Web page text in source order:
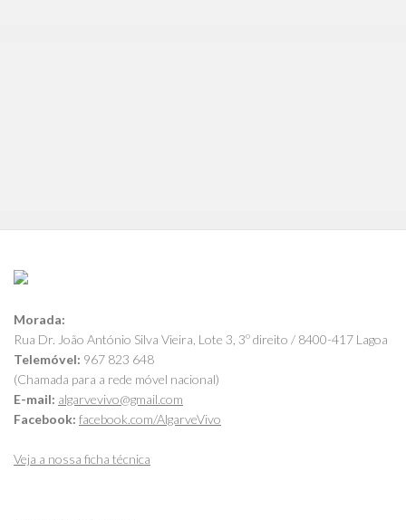
Morada:
Rua Dr. João António Silva Vieira, Lote 3, 3º direito / 8400-417 Lagoa
Telemóvel: 967 823 648
(Chamada para a rede móvel nacional)
E-mail: algarvevivo@gmail.com
Facebook: facebook.com/AlgarveVivo
Veja a nossa ficha técnica